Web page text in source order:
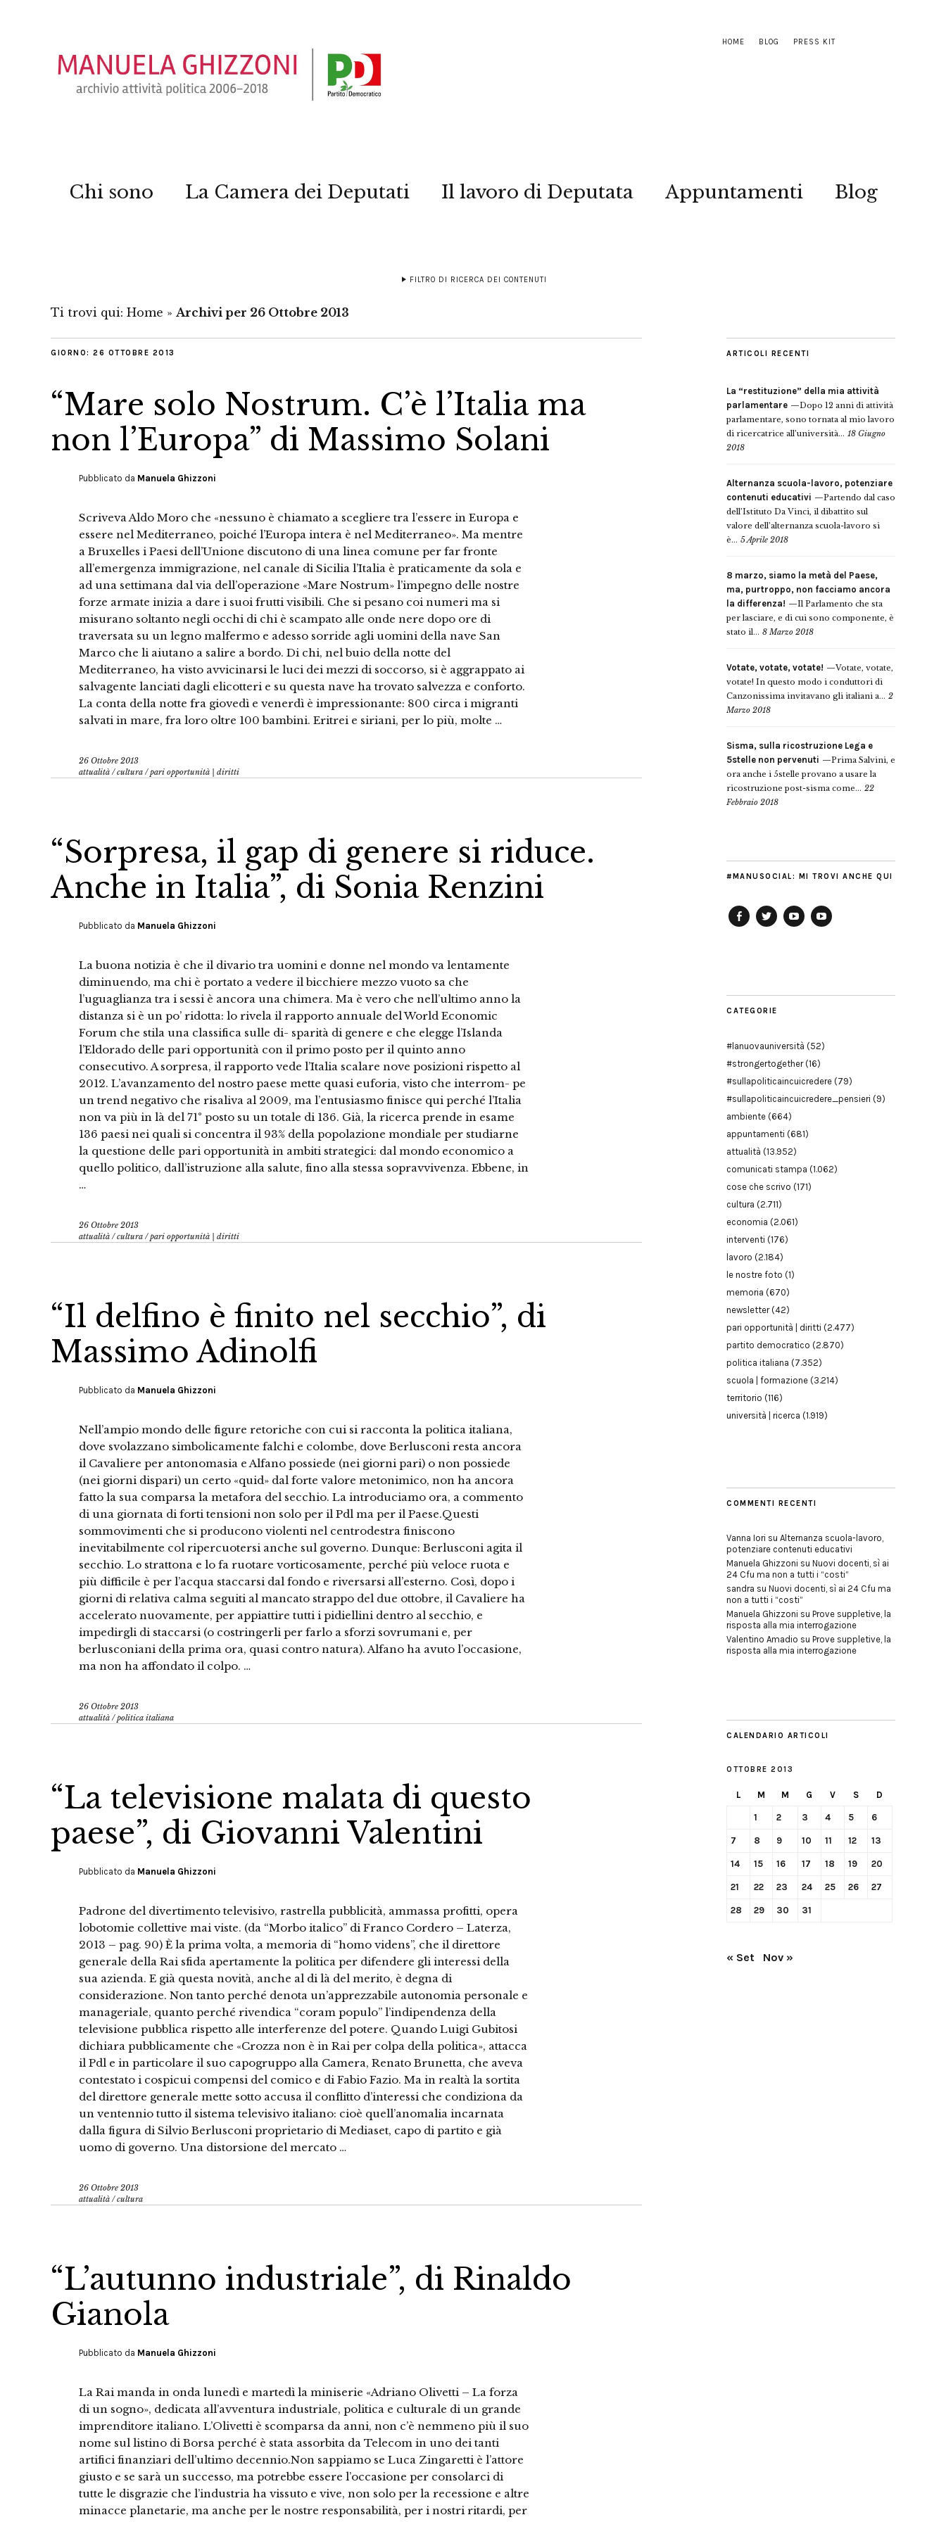
HOME BLOG PRESS KIT
Chi sono La Camera dei Deputati Il lavoro di Deputata Appuntamenti Blog
FILTRO DI RICERCA DEI CONTENUTI
Ti trovi qui: Home » Archivi per 26 Ottobre 2013
GIORNO: 26 OTTOBRE 2013
“Mare solo Nostrum. C’è l’Italia ma
non l’Europa” di Massimo Solani
Pubblicato da Manuela Ghizzoni
Scriveva Aldo Moro che «nessuno è chiamato a scegliere tra l’essere in Europa e
essere nel Mediterraneo, poiché l’Europa intera è nel Mediterraneo». Ma mentre
a Bruxelles i Paesi dell’Unione discutono di una linea comune per far fronte
all’emergenza immigrazione, nel canale di Sicilia l’Italia è praticamente da sola e
ad una settimana dal via dell’operazione «Mare Nostrum» l’impegno delle nostre
forze armate inizia a dare i suoi frutti visibili. Che si pesano coi numeri ma si
misurano soltanto negli occhi di chi è scampato alle onde nere dopo ore di
traversata su un legno malfermo e adesso sorride agli uomini della nave San
Marco che li aiutano a salire a bordo. Di chi, nel buio della notte del
Mediterraneo, ha visto avvicinarsi le luci dei mezzi di soccorso, si è aggrappato ai
salvagente lanciati dagli elicotteri e su questa nave ha trovato salvezza e conforto.
La conta della notte fra giovedì e venerdì è impressionante: 800 circa i migranti
salvati in mare, fra loro oltre 100 bambini. Eritrei e siriani, per lo più, molte …
26 Ottobre 2013
attualità /cultura /pari opportunità | diritti
“Sorpresa, il gap di genere si riduce.
Anche in Italia”, di Sonia Renzini
Pubblicato da Manuela Ghizzoni
La buona notizia è che il divario tra uomini e donne nel mondo va lentamente
diminuendo, ma chi è portato a vedere il bicchiere mezzo vuoto sa che
l’uguaglianza tra i sessi è ancora una chimera. Ma è vero che nell’ultimo anno la
distanza si è un po’ ridotta: lo rivela il rapporto annuale del World Economic
Forum che stila una classifica sulle di- sparità di genere e che elegge l’Islanda
l’Eldorado delle pari opportunità con il primo posto per il quinto anno
consecutivo. A sorpresa, il rapporto vede l’Italia scalare nove posizioni rispetto al
2012. L’avanzamento del nostro paese mette quasi euforia, visto che interrom- pe
un trend negativo che risaliva al 2009, ma l’entusiasmo finisce qui perché l’Italia
non va più in là del 71° posto su un totale di 136. Già, la ricerca prende in esame
136 paesi nei quali si concentra il 93% della popolazione mondiale per studiarne
la questione delle pari opportunità in ambiti strategici: dal mondo economico a
quello politico, dall’istruzione alla salute, fino alla stessa sopravvivenza. Ebbene, in
…
26 Ottobre 2013
attualità /cultura /pari opportunità | diritti
“Il delfino è finito nel secchio”, di
Massimo Adinolfi
Pubblicato da Manuela Ghizzoni
Nell’ampio mondo delle figure retoriche con cui si racconta la politica italiana,
dove svolazzano simbolicamente falchi e colombe, dove Berlusconi resta ancora
il Cavaliere per antonomasia e Alfano possiede (nei giorni pari) o non possiede
(nei giorni dispari) un certo «quid» dal forte valore metonimico, non ha ancora
fatto la sua comparsa la metafora del secchio. La introduciamo ora, a commento
di una giornata di forti tensioni non solo per il Pdl ma per il Paese.Questi
sommovimenti che si producono violenti nel centrodestra finiscono
inevitabilmente col ripercuotersi anche sul governo. Dunque: Berlusconi agita il
secchio. Lo strattona e lo fa ruotare vorticosamente, perché più veloce ruota e
più difficile è per l’acqua staccarsi dal fondo e riversarsi all’esterno. Così, dopo i
giorni di relativa calma seguiti al mancato strappo del due ottobre, il Cavaliere ha
accelerato nuovamente, per appiattire tutti i pidiellini dentro al secchio, e
impedirgli di staccarsi (o costringerli per farlo a sforzi sovrumani e, per
berlusconiani della prima ora, quasi contro natura). Alfano ha avuto l’occasione,
ma non ha affondato il colpo. …
26 Ottobre 2013
attualità /politica italiana
“La televisione malata di questo
paese”, di Giovanni Valentini
Pubblicato da Manuela Ghizzoni
Padrone del divertimento televisivo, rastrella pubblicità, ammassa profitti, opera
lobotomie collettive mai viste. (da “Morbo italico” di Franco Cordero – Laterza,
2013 – pag. 90) È la prima volta, a memoria di “homo videns”, che il direttore
generale della Rai sfida apertamente la politica per difendere gli interessi della
sua azienda. E già questa novità, anche al di là del merito, è degna di
considerazione. Non tanto perché denota un’apprezzabile autonomia personale e
manageriale, quanto perché rivendica “coram populo” l’indipendenza della
televisione pubblica rispetto alle interferenze del potere. Quando Luigi Gubitosi
dichiara pubblicamente che «Crozza non è in Rai per colpa della politica», attacca
il Pdl e in particolare il suo capogruppo alla Camera, Renato Brunetta, che aveva
contestato i cospicui compensi del comico e di Fabio Fazio. Ma in realtà la sortita
del direttore generale mette sotto accusa il conflitto d’interessi che condiziona da
un ventennio tutto il sistema televisivo italiano: cioè quell’anomalia incarnata
dalla figura di Silvio Berlusconi proprietario di Mediaset, capo di partito e già
uomo di governo. Una distorsione del mercato …
26 Ottobre 2013
attualità /cultura
“L’autunno industriale”, di Rinaldo
Gianola
Pubblicato da Manuela Ghizzoni
La Rai manda in onda lunedì e martedì la miniserie «Adriano Olivetti – La forza
di un sogno», dedicata all’avventura industriale, politica e culturale di un grande
imprenditore italiano. L’Olivetti è scomparsa da anni, non c’è nemmeno più il suo
nome sul listino di Borsa perché è stata assorbita da Telecom in uno dei tanti
artifici finanziari dell’ultimo decennio.Non sappiamo se Luca Zingaretti è l’attore
giusto e se sarà un successo, ma potrebbe essere l’occasione per consolarci di
tutte le disgrazie che l’industria ha vissuto e vive, non solo per la recessione e altre
minacce planetarie, ma anche per le nostre responsabilità, per i nostri ritardi, per
ARTICOLI RECENTI
La “restituzione” della mia attività
parlamentare
Dopo 12 anni di attività
parlamentare, sono tornata al mio lavoro
di ricercatrice all’università... 18 Giugno
2018
Alternanza scuola-lavoro, potenziare
contenuti educativi
Partendo dal caso
dell’Istituto Da Vinci, il dibattito sul
valore dell’alternanza scuola-lavoro si
è... 5 Aprile 2018
8 marzo, siamo la metà del Paese,
ma, purtroppo, non facciamo ancora
la differenza!
Il Parlamento che sta
per lasciare, e di cui sono componente, è
stato il... 8 Marzo 2018
Votate, votate, votate!
Votate, votate,
votate! In questo modo i conduttori di
Canzonissima invitavano gli italiani a... 2
Marzo 2018
Sisma, sulla ricostruzione Lega e
5stelle non pervenuti
Prima Salvini, e
ora anche i 5stelle provano a usare la
ricostruzione post-sisma come... 22
Febbraio 2018
#MANUSOCIAL: MI TROVI ANCHE QUI
CATEGORIE
#lanuovauniversità (52)
#strongertogether(16)
#sullapoliticaincuicredere (79)
#sullapoliticaincuicredere_pensieri (9)
ambiente (664)
appuntamenti (681)
attualità (13.952)
comunicati stampa (1.062)
cose che scrivo (171)
cultura (2.711)
economia (2.061)
interventi (176)
lavoro (2.184)
le nostre foto (1)
memoria (670)
newsletter(42)
pari opportunità | diritti (2.477)
partito democratico (2.870)
politica italiana (7.352)
scuola | formazione (3.214)
territorio (116)
università | ricerca (1.919)
COMMENTI RECENTI
Vanna Iori su Alternanza scuola-lavoro,
potenziare contenuti educativi
Manuela Ghizzoni su Nuovi docenti, sì ai
24 Cfu ma non a tutti i “costi”
sandra su Nuovi docenti, sì ai 24 Cfu ma
non a tutti i “costi”
Manuela Ghizzoni su Prove suppletive, la
risposta alla mia interrogazione
Valentino Amadio su Prove suppletive, la
risposta alla mia interrogazione
CALENDARIO ARTICOLI
OTTOBRE 2013
L M M G V S D
1 2 3 4 5 6
7 8 9 10 11 12 13
14 15 16 17 18 19 20
21 22 23 24 25 26 27
28 29 30 31
« Set Nov »